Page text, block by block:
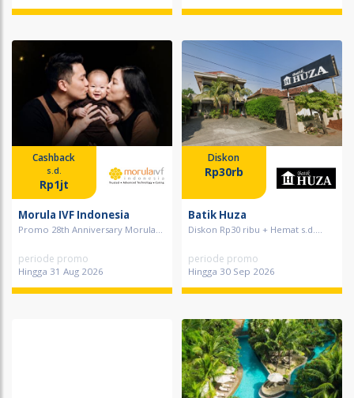
Cashback
s.d.
Rp1jt
Morula IVF Indonesia
Promo 28th Anniversary Morula...
periode promo
Hingga 31 Aug 2026
Diskon
Rp30rb
Batik Huza
Diskon Rp30 ribu + Hemat s.d....
periode promo
Hingga 30 Sep 2026